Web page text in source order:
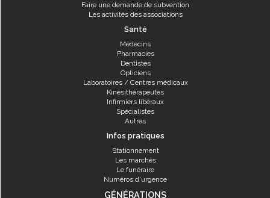
Faire une demande de subvention
Les activités des associations
Santé
Médecins
Pharmacies
Dentistes
Opticiens
Laboratoires / Centres médicaux
Kinésithérapeutes
Infirmiers libéraux
Spécialistes
Autres
Infos pratiques
Stationnement
Les marchés
Le funéraire
Numéros d'urgence
GÉNÉRATIONS